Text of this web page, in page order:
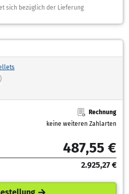
sich bezüglich der Lieferung
Rechnung
keine weiteren Zahlarten
487,55 €
2.925,27 €